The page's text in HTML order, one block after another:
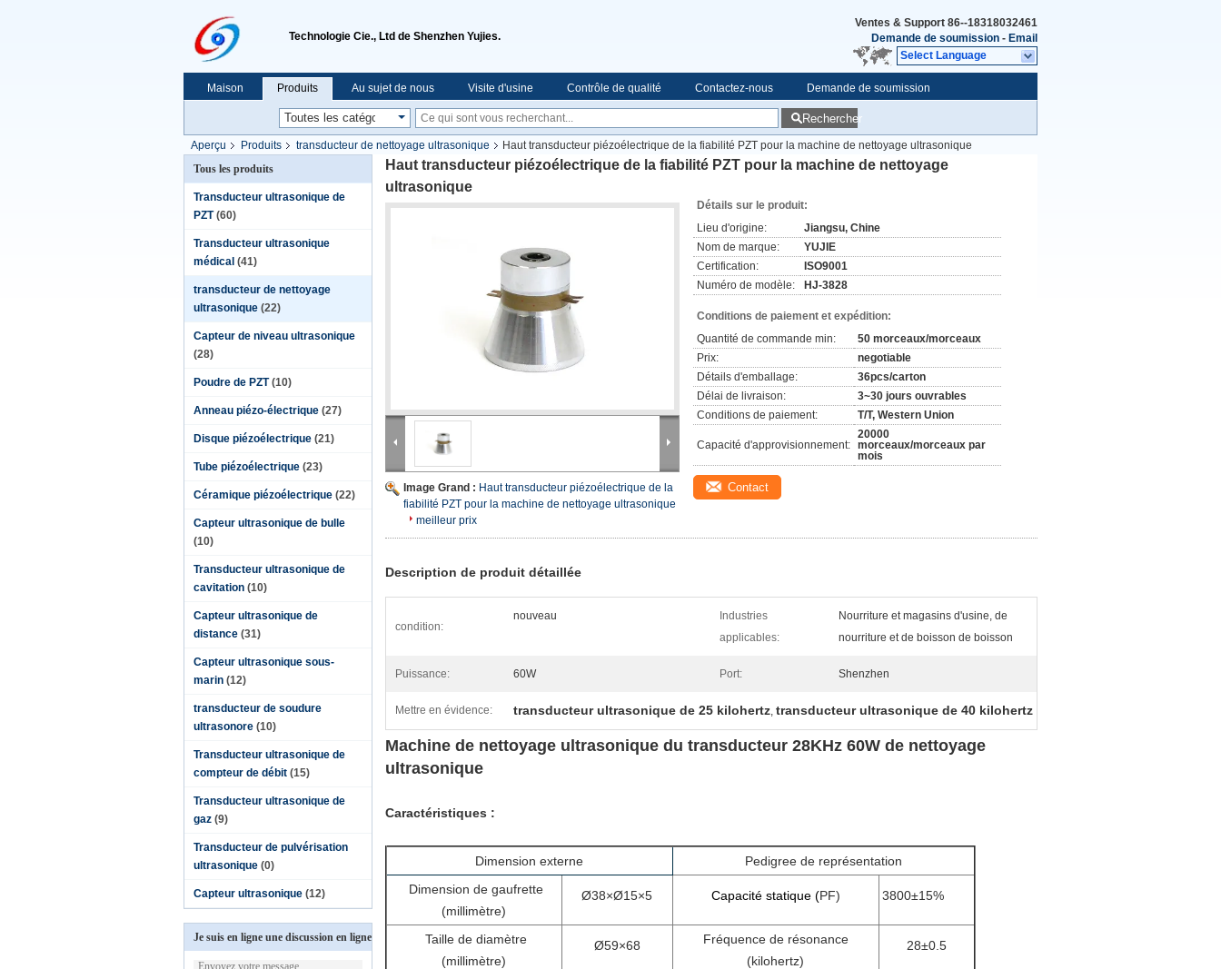
Technologie Cie., Ltd de Shenzhen Yujies.
Ventes & Support 86--18318032461
Demande de soumission - Email
Select Language
Maison Produits Au sujet de nous Visite d'usine Contrôle de qualité Contactez-nous Demande de soumission
Rechercher
Aperçu Produits transducteur de nettoyage ultrasonique
Haut transducteur piézoélectrique de la fiabilité PZT pour la machine de nettoyage ultrasonique
Tous les produits
Transducteur ultrasonique de
PZT (60)
Transducteur ultrasonique
médical (41)
transducteur de nettoyage
ultrasonique (22)
Capteur de niveau ultrasonique
(28)
Poudre de PZT (10)
Anneau piézo-électrique (27)
Disque piézoélectrique (21)
Tube piézoélectrique (23)
Céramique piézoélectrique (22)
Capteur ultrasonique de bulle
(10)
Transducteur ultrasonique de
cavitation (10)
Capteur ultrasonique de
distance (31)
Capteur ultrasonique sous-
marin (12)
transducteur de soudure
ultrasonore (10)
Transducteur ultrasonique de
compteur de débit (15)
Transducteur ultrasonique de
gaz (9)
Transducteur de pulvérisation
ultrasonique (0)
Capteur ultrasonique (12)
Je suis en ligne une discussion en ligne
Haut transducteur piézoélectrique de la fiabilité PZT pour la machine de nettoyage
ultrasonique
Image Grand : Haut transducteur piézoélectrique de la
fiabilité PZT pour la machine de nettoyage ultrasonique
meilleur prix
Détails sur le produit:
Lieu d'origine:
Jiangsu, Chine
Nom de marque:
YUJIE
Certification:
ISO9001
Numéro de modèle:
HJ-3828
Conditions de paiement et expédition:
Quantité de commande min:
50 morceaux/morceaux
Prix:
negotiable
Détails d'emballage:
36pcs/carton
Délai de livraison:
3~30 jours ouvrables
Conditions de paiement:
T/T, Western Union
Capacité d'approvisionnement:
20000
morceaux/morceaux par
mois
Contact
Description de produit détaillée
condition:
nouveau
Industries
applicables:
Nourriture et magasins d'usine, de
nourriture et de boisson de boisson
Puissance: 60W Port: Shenzhen
Mettre en évidence: transducteur ultrasonique de 25 kilohertz, transducteur ultrasonique de 40 kilohertz
Machine de nettoyage ultrasonique du transducteur 28KHz 60W de nettoyage
ultrasonique
Caractéristiques :
Dimension externe
Pedigree de représentation
Dimension de gaufrette
(millimètre)
Ø38×Ø15×5 Capacité statique (PF) 3800±15%
Taille de diamètre
(millimètre)
Ø59×68
Fréquence de résonance
(kilohertz)
28±0.5